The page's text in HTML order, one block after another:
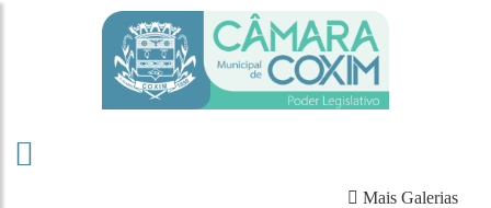
Mais Galerias